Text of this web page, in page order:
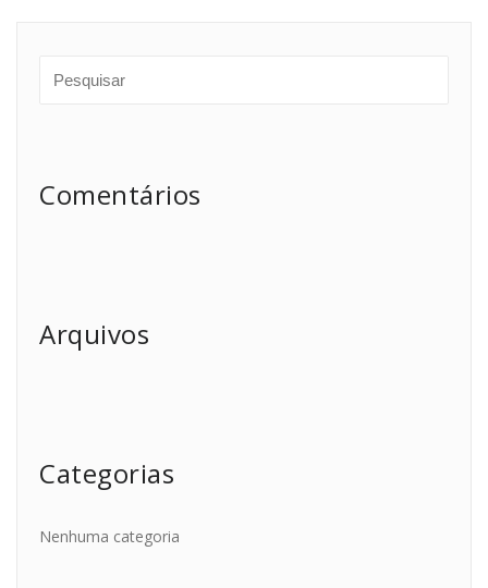
Comentários
Arquivos
Categorias
Nenhuma categoria